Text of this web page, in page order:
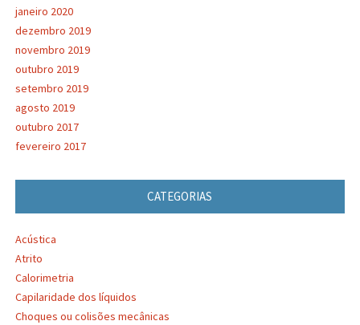
janeiro 2020
dezembro 2019
novembro 2019
outubro 2019
setembro 2019
agosto 2019
outubro 2017
fevereiro 2017
CATEGORIAS
Acústica
Atrito
Calorimetria
Capilaridade dos líquidos
Choques ou colisões mecânicas